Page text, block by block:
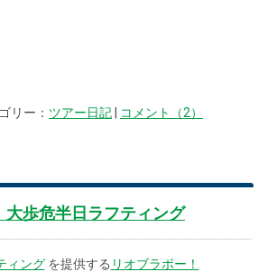
リー： ツアー日記 コメント（2）
大歩危半日ラフティング
ィングを提供する リオブラボー！